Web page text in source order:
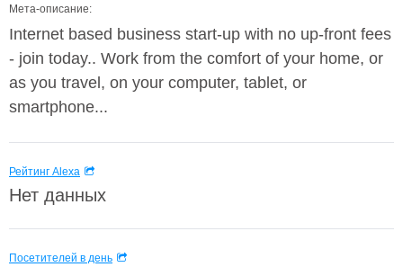
Мета-описание:
Internet based business start-up with no up-front fees
- join today.. Work from the comfort of your home, or
as you travel, on your computer, tablet, or
smartphone...
Рейтинг Alexa
Нет данных
Посетителей в день